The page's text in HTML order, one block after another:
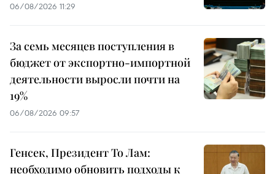
06/08/2026 11:29
За семь месяцев поступления в
бюджет от экспортно-импортной
деятельности выросли почти на
19%
06/08/2026 09:57
Генсек, Президент То Лам:
необходимо обновить подходы к